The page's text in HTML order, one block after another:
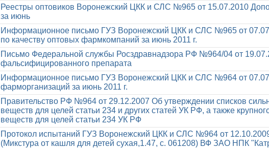
Реестры оптовиков Воронежский ЦКК и СЛС №965 от 15.07.2010
за июнь
Информационное письмо ГУЗ Воронежский ЦКК и СЛС №965 от
по качеству оптовых фармкомпаний за июнь 2011 г.
Письмо Федеральной службы Росздравнадзора РФ №964/04 от
фальсифицированного препарата
Информационное письмо ГУЗ Воронежский ЦКК и СЛС №964 от
фарморганизаций за июнь 2011 г.
Правительство РФ №964 от 29.12.2007 Об утверждении списков
веществ для целей статьи 234 и других статей УК РФ, а также
веществ для целей статьи 234 УК РФ
Протокол испытаний ГУЗ Воронежский ЦКК и СЛС №964 от
(Микстура от кашля для детей сухая,1.47, с. 061208) ВФ ЗАО НПК